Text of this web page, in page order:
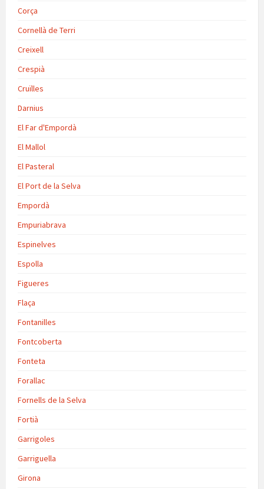
Corça
Cornellà de Terri
Creixell
Crespià
Cruïlles
Darnius
El Far d'Empordà
El Mallol
El Pasteral
El Port de la Selva
Empordà
Empuriabrava
Espinelves
Espolla
Figueres
Flaça
Fontanilles
Fontcoberta
Fonteta
Forallac
Fornells de la Selva
Fortià
Garrigoles
Garriguella
Girona